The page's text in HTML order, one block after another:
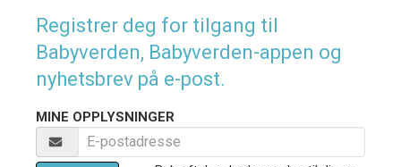
Registrer deg for tilgang til
Babyverden, Babyverden-appen og
nyhetsbrev på e-post.
MINE OPPLYSNINGER